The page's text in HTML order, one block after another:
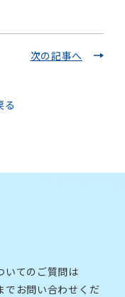
次の記事へ
る
いてのご質問は
でお問い合わせくだ